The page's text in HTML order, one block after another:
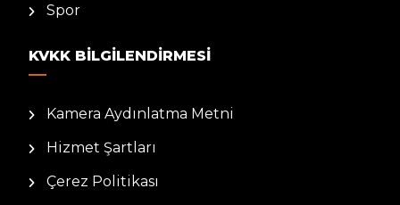
Spor
KVKK BILGILENDIRMESI
Kamera Aydınlatma Metni
Hizmet Şartları
Çerez Politikası